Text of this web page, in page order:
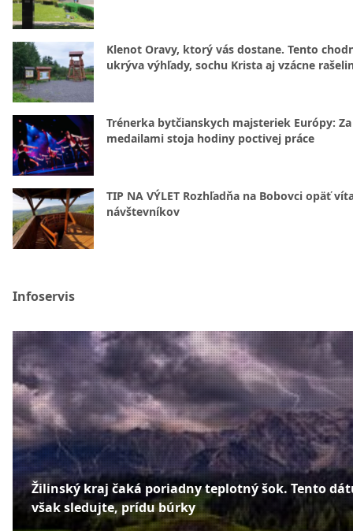
Klenot Oravy, ktorý vás dostane. Tento
ukrýva výhľady, sochu Krista aj vzácne
Trénerka bytčianskych majsteriek Európy: Za
medailami stoja hodiny poctivej práce
TIP NA VÝLET Rozhľadňa na Bobovci opäť
návštevníkov
Infoservis
Žilinský kraj čaká poriadny teplotný šok. Tento
však sledujte, prídu búrky